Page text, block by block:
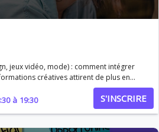
jeux vidéo, mode) : comment intégrer
les meilleures écoles de design, de
bien plus qu’un bon dossier
motivation… les critères de sélection
à 19:30 S'INSCRIRE